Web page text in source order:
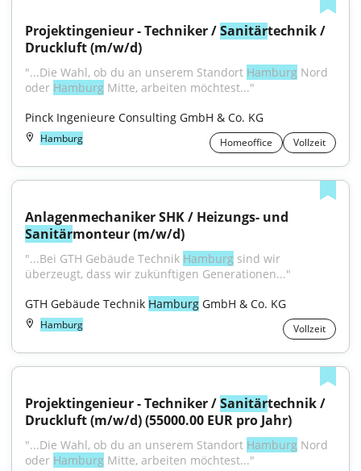
Projektingenieur - Techniker / Sanitärtechnik /
Druckluft (m/w/d)
"...Die Wahl, ob du an unserem Standort Hamburg Nord
oder Hamburg Mitte, arbeiten möchtest..."
Pinck Ingenieure Consulting GmbH & Co. KG
Hamburg Homeoffice Vollzeit
Sanitärmonteur (m/w/d)
"...Bei GTH Gebäude Technik Hamburg sind wir
überzeugt, dass wir zukünftigen Generationen..."
GTH Gebäude Technik Hamburg GmbH & Co. KG
Hamburg Vollzeit
Projektingenieur - Techniker / Sanitärtechnik /
Druckluft (m/w/d) (55000.00 EUR pro Jahr)
"...Die Wahl, ob du an unserem Standort Hamburg Nord
oder Hamburg Mitte, arbeiten möchtest..."